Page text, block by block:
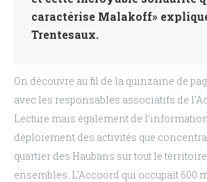
caractérise Malakoff»
Trentesaux.
On découvre au fil de la quinzaine de
avec les responsables associatifs de
Lecture mais également de
déploiement des activités que
quartier des Haubans sur tout le
ensembles. L’Accoord qui occupait 600